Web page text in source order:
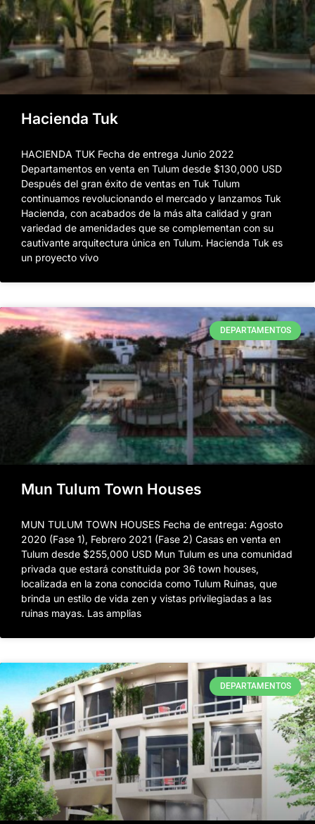
Hacienda Tuk
HACIENDA TUK Fecha de entrega Junio 2022
Departamentos en venta en Tulum desde $130,000 USD
Después del gran éxito de ventas en Tuk Tulum
continuamos revolucionando el mercado y lanzamos Tuk
Hacienda, con acabados de la más alta calidad y gran
variedad de amenidades que se complementan con su
cautivante arquitectura única en Tulum. Hacienda Tuk es
un proyecto vivo
DEPARTAMENTOS
Mun Tulum Town Houses
MUN TULUM TOWN HOUSES Fecha de entrega: Agosto
2020 (Fase 1), Febrero 2021 (Fase 2) Casas en venta en
Tulum desde $255,000 USD Mun Tulum es una comunidad
privada que estará constituida por 36 town houses,
localizada en la zona conocida como Tulum Ruinas, que
brinda un estilo de vida zen y vistas privilegiadas a las
ruinas mayas. Las amplias
DEPARTAMENTOS